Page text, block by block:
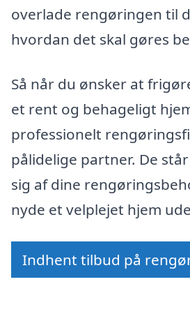
overlade rengøringen til
hvordan det skal gøres
Så når du ønsker at
et rent og behageligt
professionelt
pålidelige partner. De
sig af dine
nyde et velplejet hjem
Indhent tilbud på